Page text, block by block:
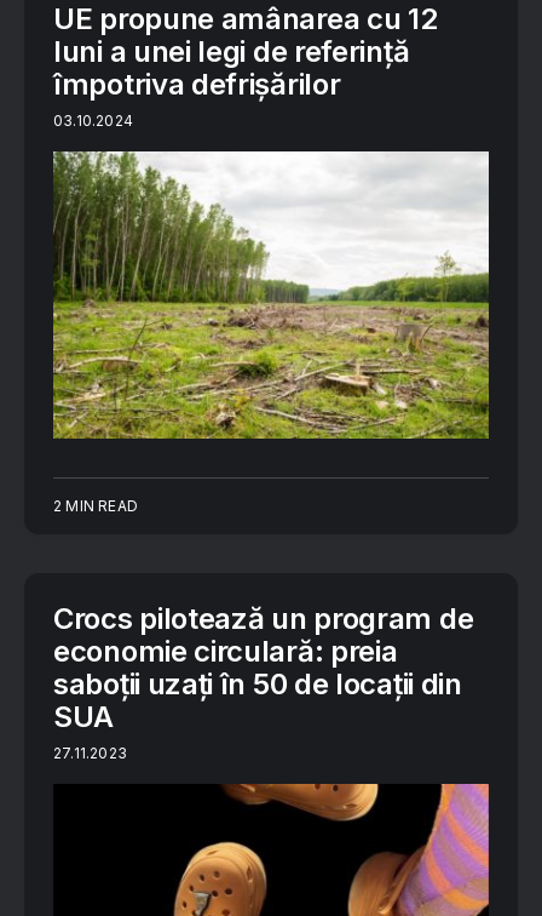
UE propune amânarea cu 12
luni a unei legi de referință
împotriva defrișărilor
03.10.2024
2 MIN READ
Crocs pilotează un program de
economie circulară: preia
saboții uzați în 50 de locații din
SUA
27.11.2023